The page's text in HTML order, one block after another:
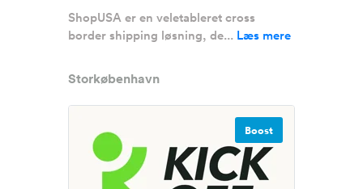
ShopUSA er en veletableret cross
border shipping løsning, de... Læs mere
Storkøbenhavn
Boost